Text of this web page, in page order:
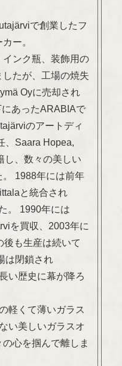
で創業したフ
ー。
ンク瓶、装飾用の
たが、工場の焼失
Oyに売却され
あったARABIAで
のアートディ
、Saara Hopea,
し、数々の美しい
1988年には前年
と統合され
。 1990年には
を買収、2003年に
後も生産は続いて
は閉鎖され
い歴史に幕が降ろ
軽くて薄いガラス
い美しいガラスオ
心を掴んで離しま